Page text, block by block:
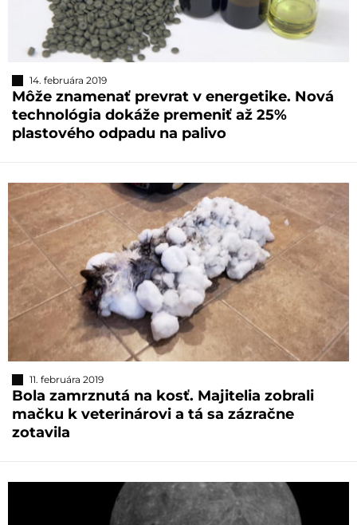
14. februára 2019
Môže znamenať prevrat v energetike. Nová
technológia dokáže premeniť až 25%
plastového odpadu na palivo
11. februára 2019
Bola zamrznutá na kosť. Majitelia zobrali
mačku k veterinárovi a tá sa zázračne
zotavila